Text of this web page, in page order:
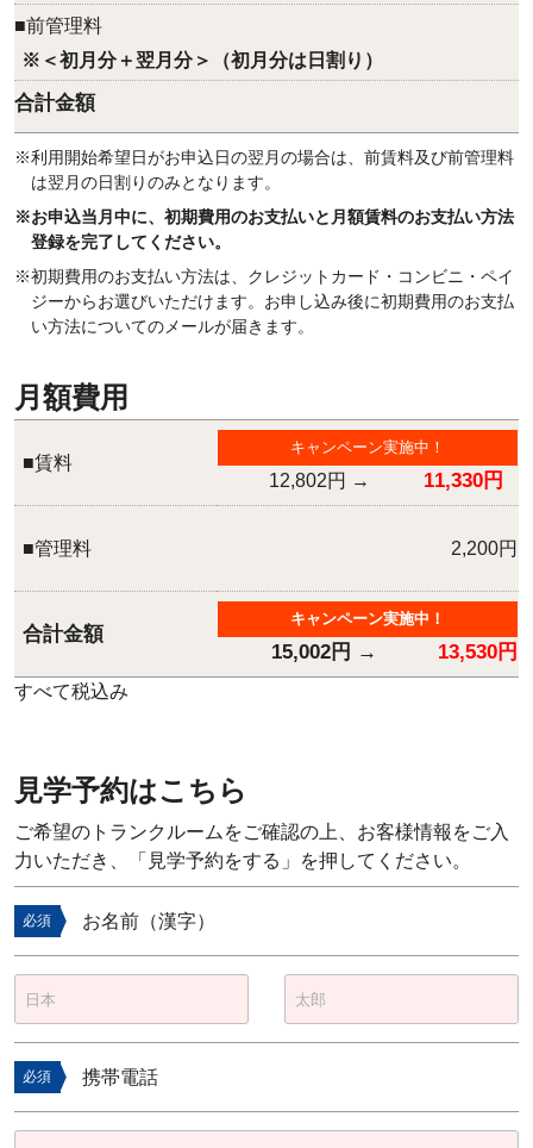
■前管理料
※＜初月分＋翌月分＞（初月分は日割り）
合計金額
※利用開始希望日がお申込日の翌月の場合は、前賃料及び前管理料
は翌月の日割りのみとなります。
※お申込当月中に、初期費用のお支払いと月額賃料のお支払い方法
登録を完了してください。
※初期費用のお支払い方法は、クレジットカード・コンビニ・ペイ
ジーからお選びいただけます。お申し込み後に初期費用のお支払
い方法についてのメールが届きます。
月額費用
■賃料
キャンペーン実施中！
12,802円 → 11,330円
■管理料 2,200円
合計金額
キャンペーン実施中！
15,002円 → 13,530円
すべて税込み
見学予約はこちら
ご希望のトランクルームをご確認の上、お客様情報をご入
力いただき、「見学予約をする」を押してください。
必須 お名前（漢字）
必須 携帯電話